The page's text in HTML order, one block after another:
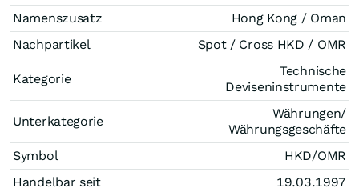
Namenszusatz
Hong Kong / Oman
Nachpartikel
Spot / Cross HKD / OMR
Kategorie
Technische
Deviseninstrumente
Unterkategorie
Währungen/
Währungsgeschäfte
Symbol
HKD/OMR
Handelbar seit
19.03.1997